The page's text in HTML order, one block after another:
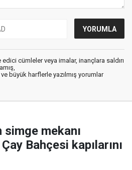
cümleler veya imalar, inançlara saldırı
büyük harflerle yazılmış yorumlar
simge mekanı
Bahçesi kapılarını